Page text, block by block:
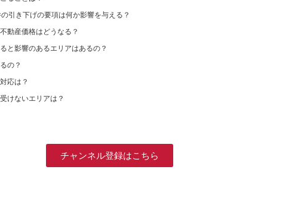
引き下げの要項は何か影響を与える？
動産価格はどうなる？
と影響のあるエリアはあるの？
の？
応は？
けないエリアは？
チャンネル登録はこちら